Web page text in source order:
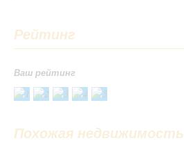
Рейтинг
Ваш рейтинг
Похожая недвижимость